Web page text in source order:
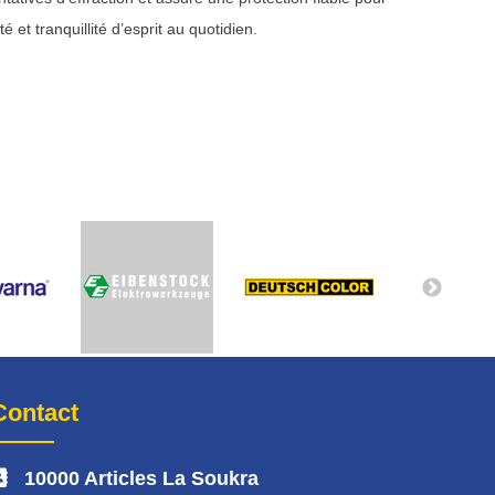
et tranquillité d’esprit au quotidien.
10000 Articles La Soukra